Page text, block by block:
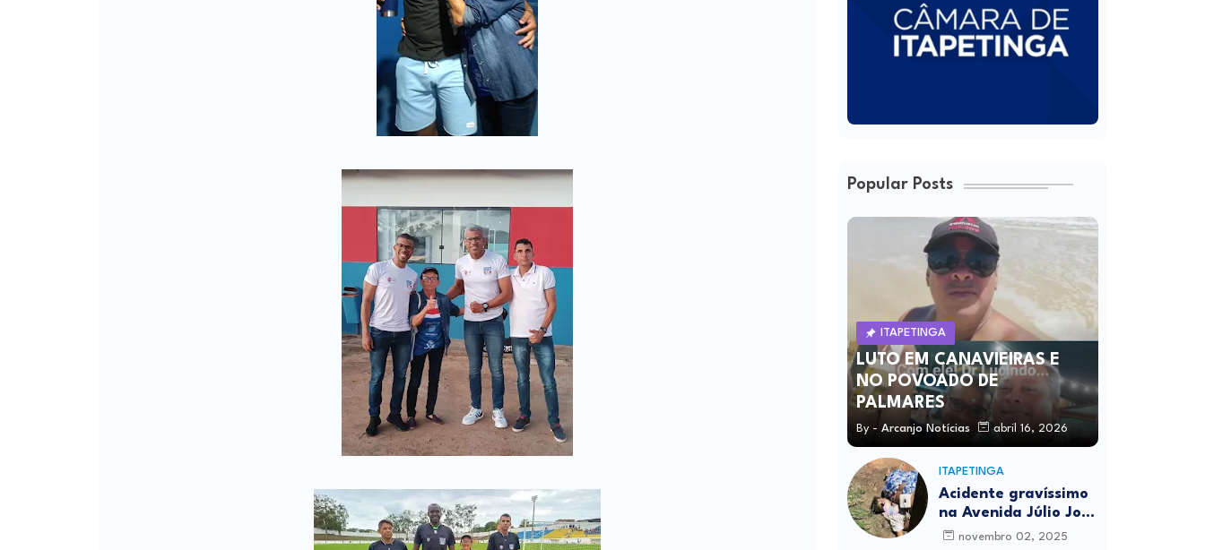
Popular Posts
ITAPETINGA
LUTO EM CANAVIEIRAS E
NO POVOADO DE
PALMARES
By - Arcanjo Notícias abril 16, 2026
ITAPETINGA
Acidente gravíssimo
na Avenida Júlio José
Rodrigues deixa um
novembro 02, 2025